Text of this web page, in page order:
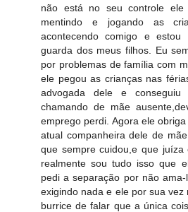
não está no seu controle
mentindo e jogando as
acontecendo comigo e
guarda dos meus filhos. Eu
por problemas de família com
ele pegou as crianças nas
advogada dele e
chamando de mãe
emprego perdi. Agora ele
atual companheira dele de
que sempre cuidou,e que
realmente sou tudo isso que
pedi a separação por não
exigindo nada e ele por sua
burrice de falar que a única